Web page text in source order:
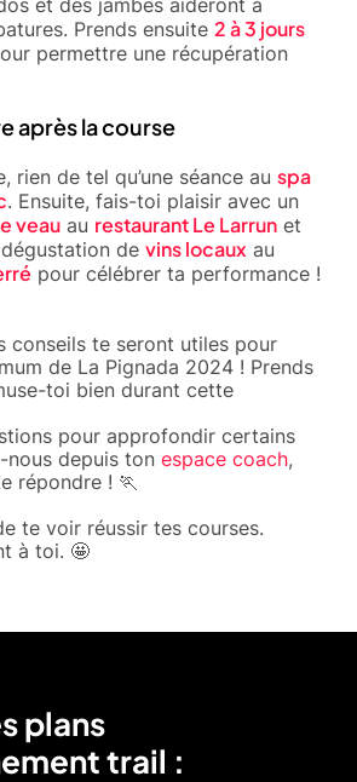
Prends ensuite 2 à 3 jours
permettre une récupération
après la course
rien de tel qu’une séance au spa
. Ensuite, fais-toi plaisir avec un
veau au restaurant Le Larrun et
de vins locaux au
pour célébrer ta performance !
conseils te seront utiles pour
de La Pignada 2024 ! Prends
toi bien durant cette
pour approfondir certains
depuis ton espace coach,
répondre ! 🏃
te voir réussir tes courses.
à toi. 🤩
plans
trail :